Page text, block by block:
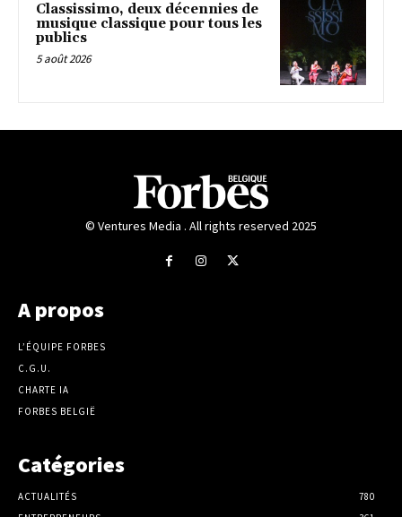
Classissimo, deux décennies de
musique classique pour tous les
publics
5 août 2026
© Ventures Media . All rights reserved 2025
A propos
L’ÉQUIPE FORBES
C.G.U.
CHARTE IA
FORBES BELGIË
Catégories
ACTUALITÉS
780